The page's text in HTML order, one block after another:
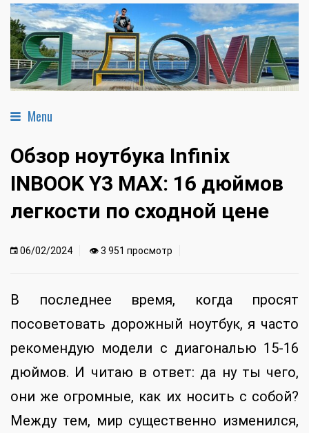
Menu
Обзор ноутбука Infinix
INBOOK Y3 MAX: 16 дюймов
легкости по сходной цене
06/02/2024 👁 3 951 просмотр
В последнее время, когда просят
посоветовать дорожный ноутбук, я часто
рекомендую модели с диагональю 15-16
дюймов. И читаю в ответ: да ну ты чего,
они же огромные, как их носить с собой?
Между тем, мир существенно изменился,